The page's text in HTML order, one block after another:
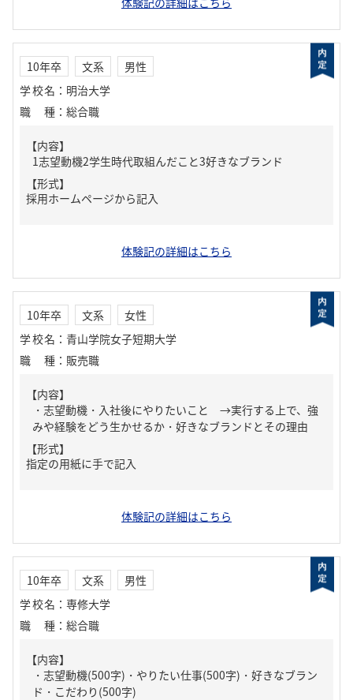
10年卒 文系
男性
学校名 ： 明治大学
職種 ： 総合職
【内容】
1志望動機2学生時代取組んだこと3好きなブランド
【形式】
採用ホームページから記入
体験記の詳細はこちら
10年卒 文系
女性
学校名 ： 青山学院女子短期大学
職種 ： 販売職
【内容】
・志望動機・入社後にやりたいこと →実行する上で、強
みや経験をどう生かせるか・好きなブランドとその理由
【形式】
指定の用紙に手で記入
体験記の詳細はこちら
10年卒 文系
男性
学校名 ： 専修大学
職種 ： 総合職
【内容】
・志望動機(500字)・やりたい仕事(500字)・好きなブラン
ド・こだわり(500字)